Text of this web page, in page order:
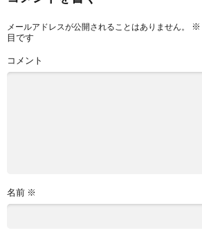
メールアドレスが公開されることはありません。 ※
目です
コメント
名前 ※